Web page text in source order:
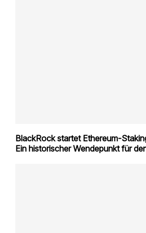
BlackRock startet Ethereum-
Ein historischer Wendepunkt für